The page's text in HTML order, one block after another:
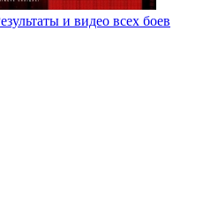
и видео всех боев